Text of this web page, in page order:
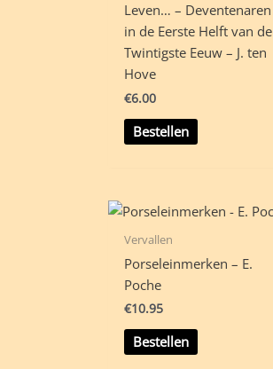
Leven… – Deventenaren
in de Eerste Helft van de
Twintigste Eeuw – J. ten
Hove
€6.00
Bestellen
Vervallen
Porseleinmerken – E.
Poche
€10.95
Bestellen